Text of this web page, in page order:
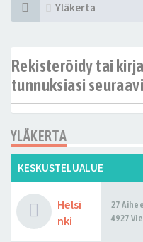
Yläkerta
Rekisteröidy tai
tunnuksiasi
YLÄKERTA
KESKUSTELUALUE
Helsi
nki
27
4927